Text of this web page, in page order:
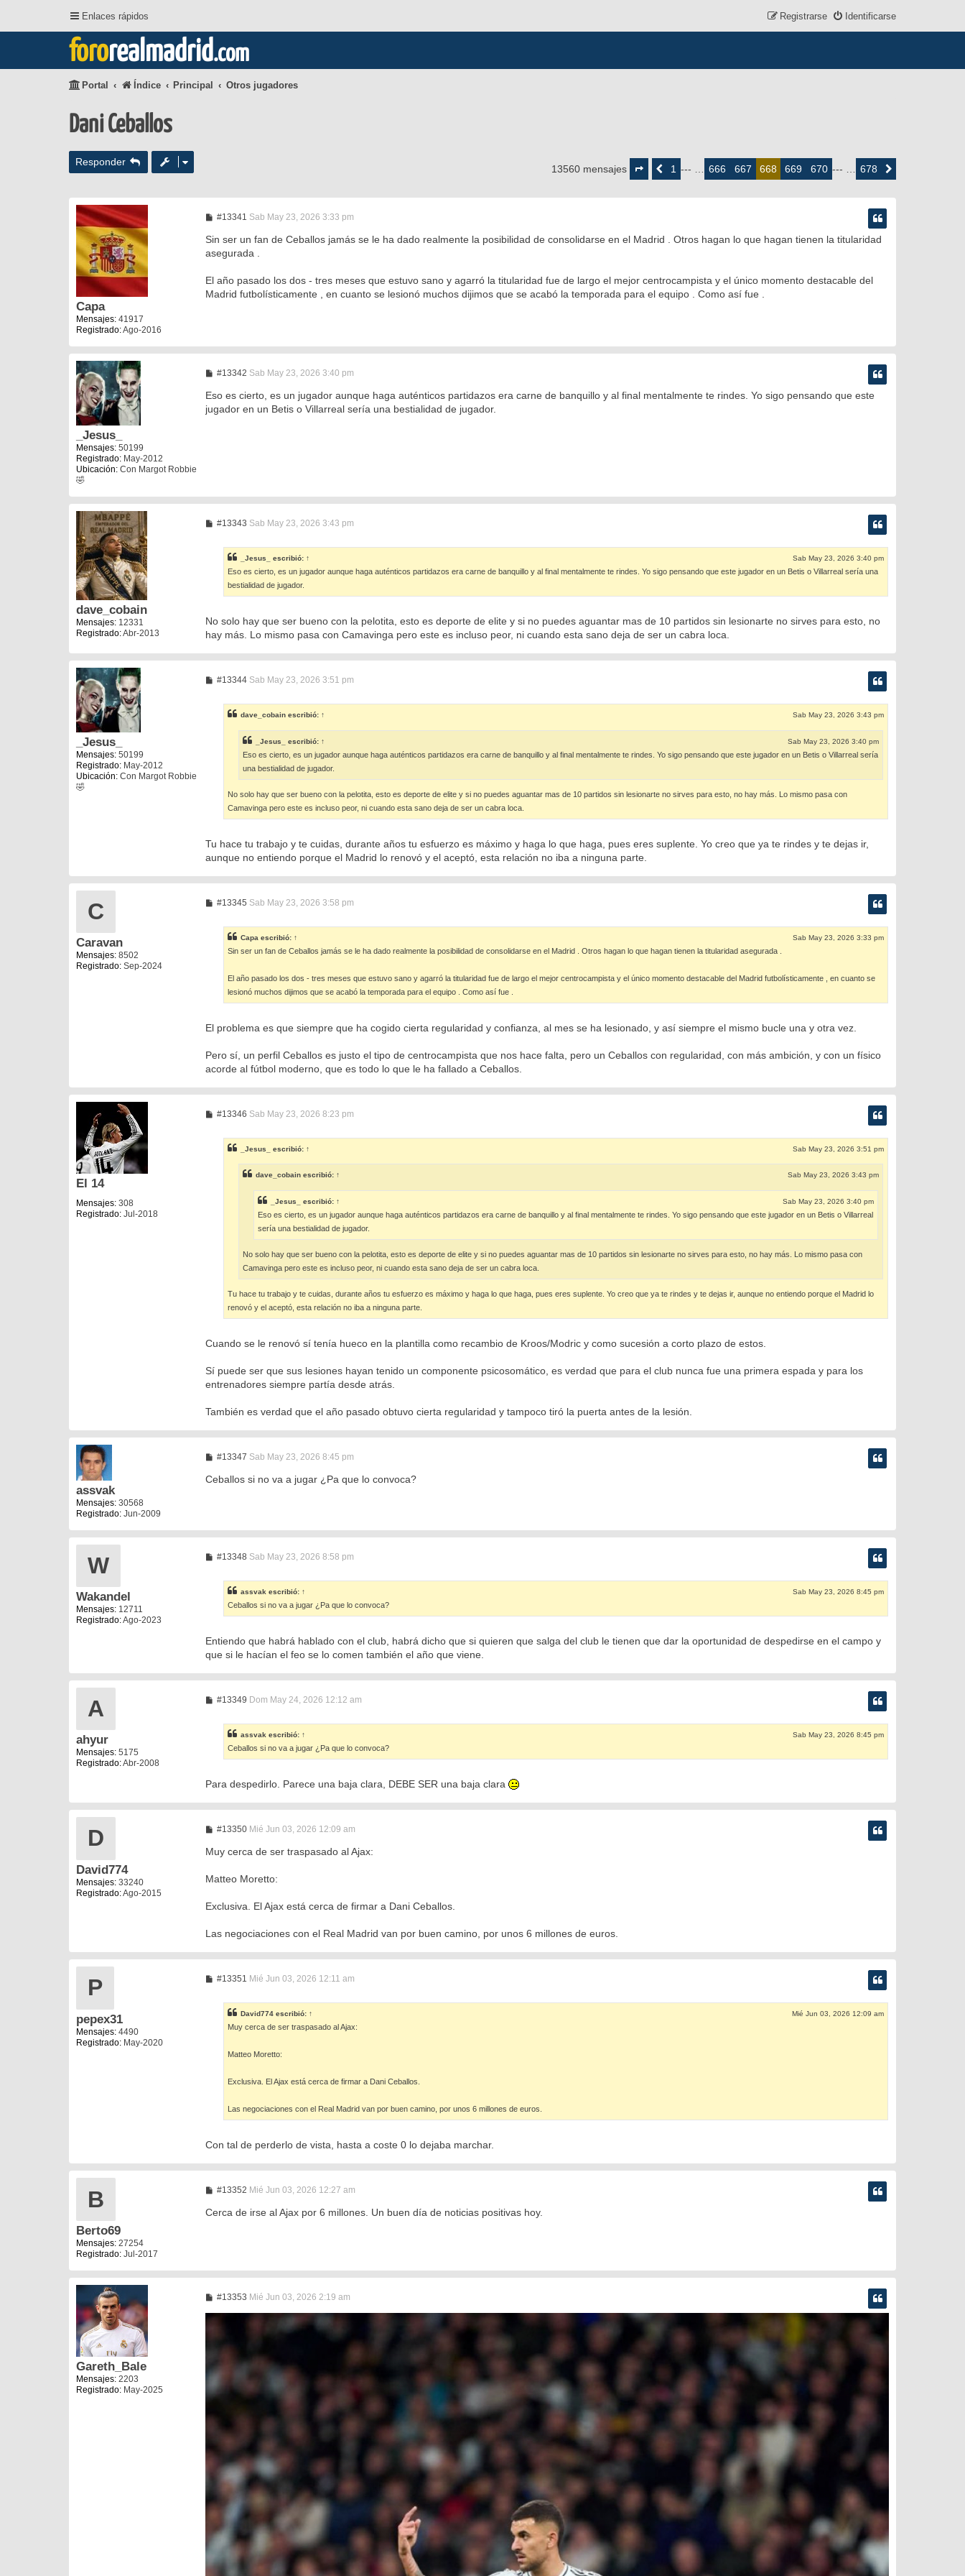
Enlaces rápidos Identificarse
Registrarse
fororealmadrid.com
Portal Índice Principal Otros jugadores
Dani Ceballos
Responder
13560 mensajes
deAnterior1 --- … 666 667 668 669 670 --- … 678Siguiente
Capa
Mensajes: 41917
Registrado:Ago-2016
#13341 M
n
a
e
Sab May 23, 2026 3:33 pm
Sin ser un fan de Ceballos jamás se le ha dado realmente la posibilidad de consolidarse en el Madrid . Otros hagan lo que hagan tienen la titularidad
asegurada .
El año pasado los dos - tres meses que estuvo sano y agarró la titularidad fue de largo el mejor centrocampista y el único momento destacable del
Madrid futbolísticamente , en cuanto se lesionó muchos dijimos que se acabó la temporada para el equipo . Como así fue .
_Jesus_
Mensajes: 50199
Registrado: May-2012
Ubicación: Con Margot Robbie
🤣
#13342M
n
a
Sab May 23, 2026 3:40 pm
Eso es cierto, es un jugador aunque haga auténticos partidazos era carne de banquillo y al final mentalmente te rindes. Yo sigo pensando que este
jugador en un Betis o Villarreal sería una bestialidad de jugador.
dave_cobain
Mensajes: 12331
Registrado:Abr-2013
#13343M
a
j
e
Sab May 23, 2026 3:43 pm
_Jesus_ escribió: ↑ Sab May 23, 2026 3:40 pm
Eso es cierto, es un jugador aunque haga auténticos partidazos era carne de banquillo y al final mentalmente te rindes. Yo sigo pensando que este jugador en un Betis o Villarreal sería una
bestialidad de jugador.
No solo hay que ser bueno con la pelotita, esto es deporte de elite y si no puedes aguantar mas de 10 partidos sin lesionarte no sirves para esto, no
hay más. Lo mismo pasa con Camavinga pero este es incluso peor, ni cuando esta sano deja de ser un cabra loca.
_Jesus_
Mensajes: 50199
Registrado: May-2012
Ubicación: Con Margot Robbie
🤣
#13344M
a
j
e
Sab May 23, 2026 3:51 pm
dave_cobain escribió: ↑ Sab May 23, 2026 3:43 pm
_Jesus_ escribió: ↑ Sab May 23, 2026 3:40 pm
Eso es cierto, es un jugador aunque haga auténticos partidazos era carne de banquillo y al final mentalmente te rindes. Yo sigo pensando que este jugador en un Betis o Villarreal sería
una bestialidad de jugador.
No solo hay que ser bueno con la pelotita, esto es deporte de elite y si no puedes aguantar mas de 10 partidos sin lesionarte no sirves para esto, no hay más. Lo mismo pasa con
Camavinga pero este es incluso peor, ni cuando esta sano deja de ser un cabra loca.
Tu hace tu trabajo y te cuidas, durante años tu esfuerzo es máximo y haga lo que haga, pues eres suplente. Yo creo que ya te rindes y te dejas ir,
aunque no entiendo porque el Madrid lo renovó y el aceptó, esta relación no iba a ninguna parte.
C
Caravan
Mensajes: 8502
Registrado: Sep-2024
#13345M
a
j
Sab May 23, 2026 3:58 pm
Capa escribió: ↑ Sab May 23, 2026 3:33 pm
Sin ser un fan de Ceballos jamás se le ha dado realmente la posibilidad de consolidarse en el Madrid . Otros hagan lo que hagan tienen la titularidad asegurada .
El año pasado los dos - tres meses que estuvo sano y agarró la titularidad fue de largo el mejor centrocampista y el único momento destacable del Madrid futbolísticamente , en cuanto se
lesionó muchos dijimos que se acabó la temporada para el equipo . Como así fue .
El problema es que siempre que ha cogido cierta regularidad y confianza, al mes se ha lesionado, y así siempre el mismo bucle una y otra vez.
Pero sí, un perfil Ceballos es justo el tipo de centrocampista que nos hace falta, pero un Ceballos con regularidad, con más ambición, y con un físico
acorde al fútbol moderno, que es todo lo que le ha fallado a Ceballos.
El 14
Mensajes: 308
Registrado: Jul-2018
#13346M
a
j
e
Sab May 23, 2026 8:23 pm
_Jesus_ escribió: ↑ Sab May 23, 2026 3:51 pm
dave_cobain escribió: ↑ Sab May 23, 2026 3:43 pm
_Jesus_ escribió: ↑ Sab May 23, 2026 3:40 pm
Eso es cierto, es un jugador aunque haga auténticos partidazos era carne de banquillo y al final mentalmente te rindes. Yo sigo pensando que este jugador en un Betis o Villarreal
sería una bestialidad de jugador.
No solo hay que ser bueno con la pelotita, esto es deporte de elite y si no puedes aguantar mas de 10 partidos sin lesionarte no sirves para esto, no hay más. Lo mismo pasa con
Camavinga pero este es incluso peor, ni cuando esta sano deja de ser un cabra loca.
Tu hace tu trabajo y te cuidas, durante años tu esfuerzo es máximo y haga lo que haga, pues eres suplente. Yo creo que ya te rindes y te dejas ir, aunque no entiendo porque el Madrid lo
renovó y el aceptó, esta relación no iba a ninguna parte.
Cuando se le renovó sí tenía hueco en la plantilla como recambio de Kroos/Modric y como sucesión a corto plazo de estos.
Sí puede ser que sus lesiones hayan tenido un componente psicosomático, es verdad que para el club nunca fue una primera espada y para los
entrenadores siempre partía desde atrás.
También es verdad que el año pasado obtuvo cierta regularidad y tampoco tiró la puerta antes de la lesión.
assvak
Mensajes: 30568
Registrado: Jun-2009
#13347M
n
s
Sab May 23, 2026 8:45 pm
Ceballos si no va a jugar ¿Pa que lo convoca?
W
Wakandel
Mensajes: 12711
Registrado:Ago-2023
#13348M
a
j
e
Sab May 23, 2026 8:58 pm
assvak escribió: ↑ Sab May 23, 2026 8:45 pm
Ceballos si no va a jugar ¿Pa que lo convoca?
Entiendo que habrá hablado con el club, habrá dicho que si quieren que salga del club le tienen que dar la oportunidad de despedirse en el campo y
que si le hacían el feo se lo comen también el año que viene.
A
ahyur
Mensajes: 5175
Registrado:Abr-2008
#13349M
a
j
e
Dom May 24, 2026 12:12 am
assvak escribió: ↑ Sab May 23, 2026 8:45 pm
Ceballos si no va a jugar ¿Pa que lo convoca?
Para despedirlo. Parece una baja clara, DEBE SER una baja clara
D
David774
Mensajes: 33240
Registrado:Ago-2015
#13350M
n
j
Mié Jun 03, 2026 12:09 am
Muy cerca de ser traspasado al Ajax:
Matteo Moretto:
Exclusiva. El Ajax está cerca de firmar a Dani Ceballos.
Las negociaciones con el Real Madrid van por buen camino, por unos 6 millones de euros.
P
pepex31
Mensajes: 4490
Registrado: May-2020
#13351 M
a
j
Mié Jun 03, 2026 12:11 am
David774 escribió: ↑ Mié Jun 03, 2026 12:09 am
Muy cerca de ser traspasado al Ajax:
Matteo Moretto:
Exclusiva. El Ajax está cerca de firmar a Dani Ceballos.
Las negociaciones con el Real Madrid van por buen camino, por unos 6 millones de euros.
Con tal de perderlo de vista, hasta a coste 0 lo dejaba marchar.
B
Berto69
Mensajes: 27254
Registrado: Jul-2017
#13352M
n
Mié Jun 03, 2026 12:27 am
Cerca de irse al Ajax por 6 millones. Un buen día de noticias positivas hoy.
Gareth_Bale
Mensajes: 2203
Registrado: May-2025
#13353M
n
Mié Jun 03, 2026 2:19 am